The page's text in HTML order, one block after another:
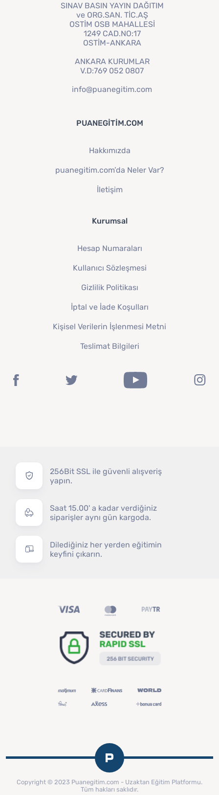
SINAV BASIN YAYIN DAĞITIM
ve ORG.SAN. TİC.AŞ
OSTİM OSB MAHALLESİ
1249 CAD.NO:17
OSTİM-ANKARA
ANKARA KURUMLAR
V.D:769 052 0807
info@puanegitim.com
PUANEGITIM.COM
Hakkımızda
puanegitim.com’da Neler Var?
İletişim
Kurumsal
Hesap Numaraları
Kullanıcı Sözleşmesi
Gizlilik Politikası
İptal ve İade Koşulları
Kişisel Verilerin İşlenmesi Metni
Teslimat Bilgileri
256Bit SSL ile güvenli alışveriş
yapın.
Saat 15.00' a kadar verdiğiniz
siparişler aynı gün kargoda.
Dilediğiniz her yerden eğitimin
keyfini çıkarın.
Copyright © 2023 Puanegitim.com - Uzaktan Eğitim Platformu.
Tüm hakları saklıdır.